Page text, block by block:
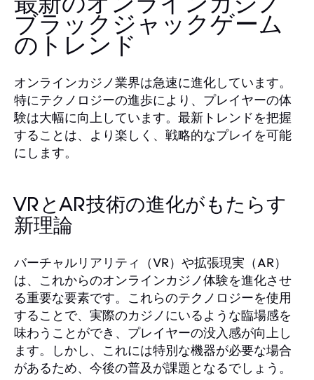
ブラックジャックゲーム
のトレンド
オンラインカジノ業界は急速に進化しています。
特にテクノロジーの進歩により、プレイヤーの体
験は大幅に向上しています。最新トレンドを把握
することは、より楽しく、戦略的なプレイを可能
にします。
VRとAR技術の進化がもたらす
新理論
バーチャルリアリティ（VR）や拡張現実（AR）
は、これからのオンラインカジノ体験を進化させ
る重要な要素です。これらのテクノロジーを使用
することで、実際のカジノにいるような臨場感を
味わうことができ、プレイヤーの没入感が向上し
ます。しかし、これには特別な機器が必要な場合
があるため、今後の普及が課題となるでしょう。